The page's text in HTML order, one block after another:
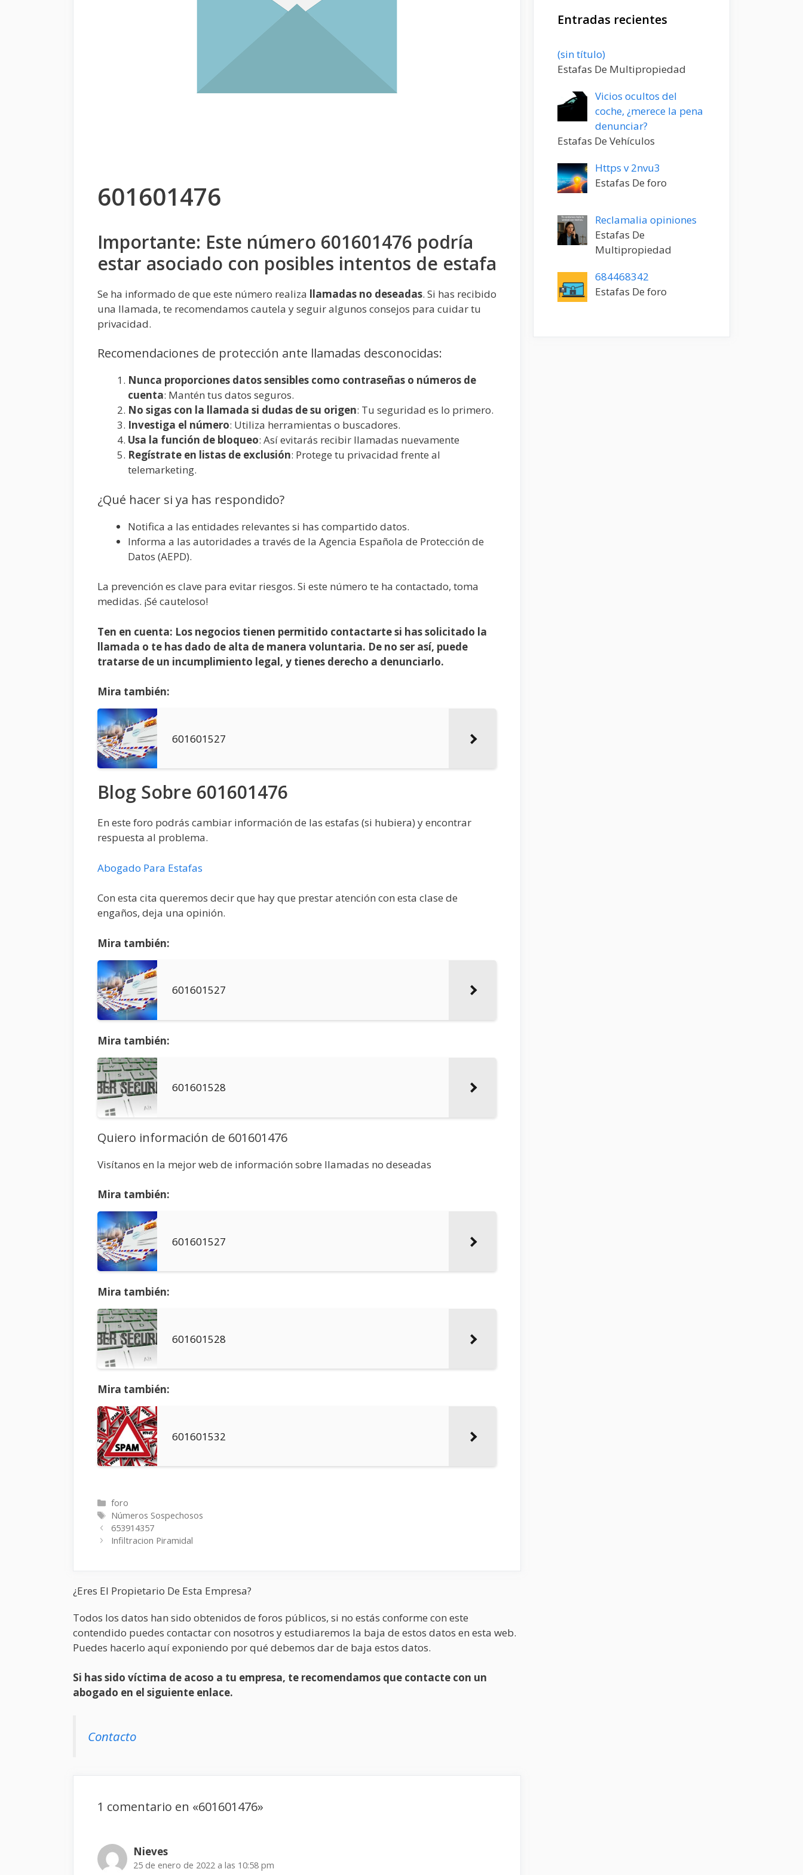
601601476
Importante: Este número 601601476 podría
estar asociado con posibles intentos de estafa
Se ha informado de que este número realiza llamadas no deseadas. Si has recibido
una llamada, te recomendamos cautela y seguir algunos consejos para cuidar tu
privacidad.
Recomendaciones de protección ante llamadas desconocidas:
Nunca proporciones datos sensibles como contraseñas o números de
cuenta: Mantén tus datos seguros.
No sigas con la llamada si dudas de su origen: Tu seguridad es lo primero.
Investiga el número: Utiliza herramientas o buscadores.
Usa la función de bloqueo: Así evitarás recibir llamadas nuevamente
Regístrate en listas de exclusión: Protege tu privacidad frente al
telemarketing.
¿Qué hacer si ya has respondido?
Notifica a las entidades relevantes si has compartido datos.
Informa a las autoridades a través de la Agencia Española de Protección de
Datos (AEPD).
La prevención es clave para evitar riesgos. Si este número te ha contactado, toma
medidas. ¡Sé cauteloso!
Ten en cuenta: Los negocios tienen permitido contactarte si has solicitado la
llamada o te has dado de alta de manera voluntaria. De no ser así, puede
tratarse de un incumplimiento legal, y tienes derecho a denunciarlo.
Mira también:
601601527
Blog Sobre 601601476
En este foro podrás cambiar información de las estafas (si hubiera) y encontrar
respuesta al problema.
Abogado Para Estafas
Con esta cita queremos decir que hay que prestar atención con esta clase de
engaños, deja una opinión.
Mira también:
601601527
Mira también:
601601528
Quiero información de 601601476
Visítanos en la mejor web de información sobre llamadas no deseadas
Mira también:
601601527
Mira también:
601601528
Mira también:
601601532
Categorías
foro
Etiquetas
Números Sospechosos
653914357
Infiltracion Piramidal
¿Eres El Propietario De Esta Empresa?
Todos los datos han sido obtenidos de foros públicos, si no estás conforme con este
contendido puedes contactar con nosotros y estudiaremos la baja de estos datos en esta web.
Puedes hacerlo aquí exponiendo por qué debemos dar de baja estos datos.
Si has sido víctima de acoso a tu empresa, te recomendamos que contacte con un
abogado en el siguiente enlace.
Contacto
1 comentario en «601601476»
Nieves
25 de enero de 2022 a las 10:58 pm
Entradas recientes
(sin título)Entrada
20198
Estafas De Multipropiedad
Vicios ocultos del
coche, ¿merece la pena
denunciar?
Estafas De Vehículos
Https v 2nvu3
Estafas De foro
Reclamalia opiniones
Estafas De
Multipropiedad
684468342
Estafas De foro